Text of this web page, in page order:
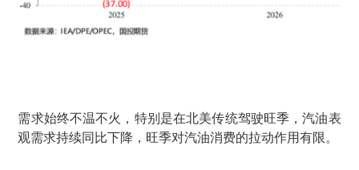
需求始终不温不火，特别是在北美传统驾驶旺季，汽油表
观需求持续同比下降，旺季对汽油消费的拉动作用有限。